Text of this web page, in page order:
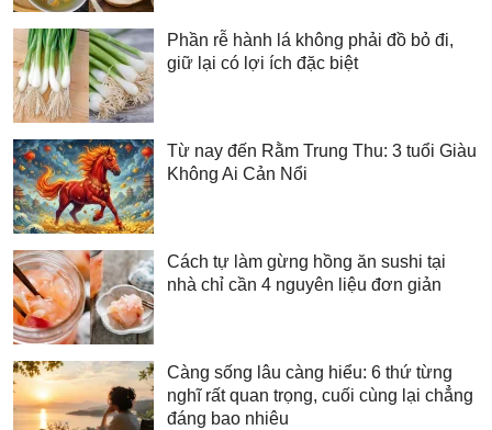
Phần rễ hành lá không phải đồ bỏ đi,
giữ lại có lợi ích đặc biệt
Từ nay đến Rằm Trung Thu: 3 tuổi Giàu
Không Ai Cản Nổi
Cách tự làm gừng hồng ăn sushi tại
nhà chỉ cần 4 nguyên liệu đơn giản
Càng sống lâu càng hiểu: 6 thứ từng
nghĩ rất quan trọng, cuối cùng lại chẳng
đáng bao nhiêu